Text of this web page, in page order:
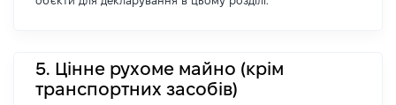
5. Цінне рухоме майно (крім
транспортних засобів)